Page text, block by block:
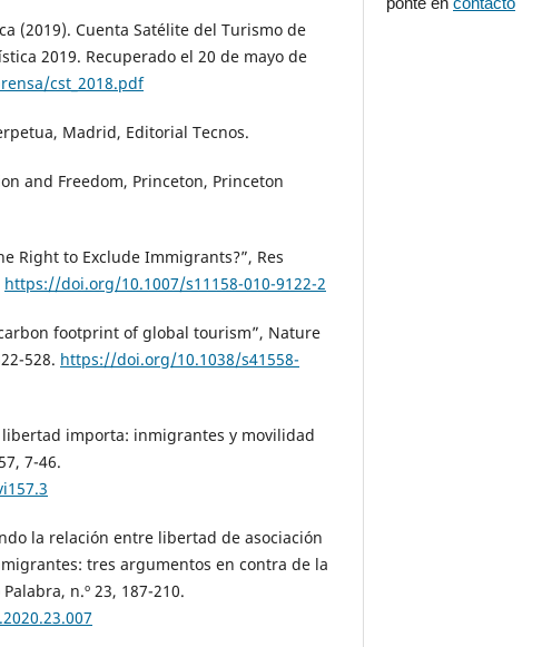
(2019). Cuenta Satélite del Turismo de
2019. Recuperado el 20 de mayo de
cst_2018.pdf
Madrid, Editorial Tecnos.
and Freedom, Princeton, Princeton
Right to Exclude Immigrants?”, Res
https://doi.org/10.1007/s11158-010-9122-2
footprint of global tourism”, Nature
528. https://doi.org/10.1038/s41558-
libertad importa: inmigrantes y movilidad
7-46.
la relación entre libertad de asociación
tres argumentos en contra de la
n.º 23, 187-210.
ponte encontacto